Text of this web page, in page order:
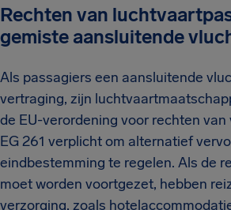
Rechten van
gemiste aansluitende
Als passagiers een aansluitende
vertraging, zijn
de EU-verordening voor rechten
EG 261 verplicht om alternatief
eindbestemming te regelen. Als de
moet worden voortgezet, hebben
verzorging, zoals